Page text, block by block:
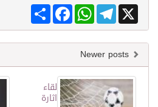
Share
FacebookWhatsAppTelegram X
لقاء
اثارة